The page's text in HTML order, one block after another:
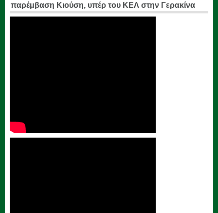
παρέμβαση Κιούση, υπέρ του ΚΕΛ στην Γερακίνα